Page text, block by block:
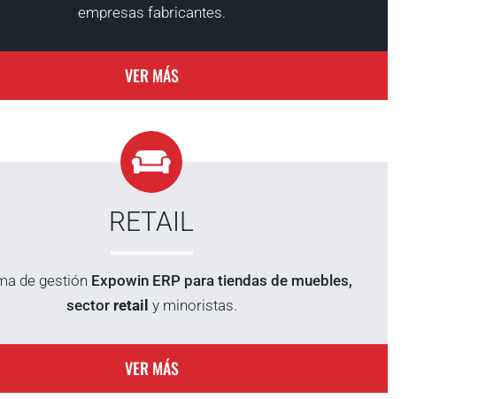
empresas fabricantes.
VER MÁS
RETAIL
de gestión Expowin ERP para tiendas de muebles,
sector retail y minoristas.
VER MÁS